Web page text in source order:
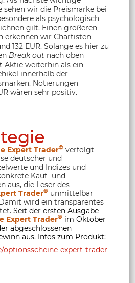
wir die Preismarke bei
als psychologisch
gilt. Einen größeren
erkennen wir Chartisten
132 EUR. Solange es hier zu
Break out nach oben
-Aktie weiterhin als ein
innerhalb der
Notierungen
wären sehr positiv.
Expert Trader© verfolgt
deutscher und
und Indizes und
Kauf- und
aus, die Leser des
Trader© unmittelbar
wird ein transparentes
Seit der ersten Ausgabe
Expert Trader© im Oktober
abgeschlossenen
aus. Infos zum Produkt:
optionsscheine-expert-trader-